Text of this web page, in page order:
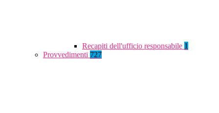
Recapiti dell'ufficio responsabile 1
Provvedimenti 727